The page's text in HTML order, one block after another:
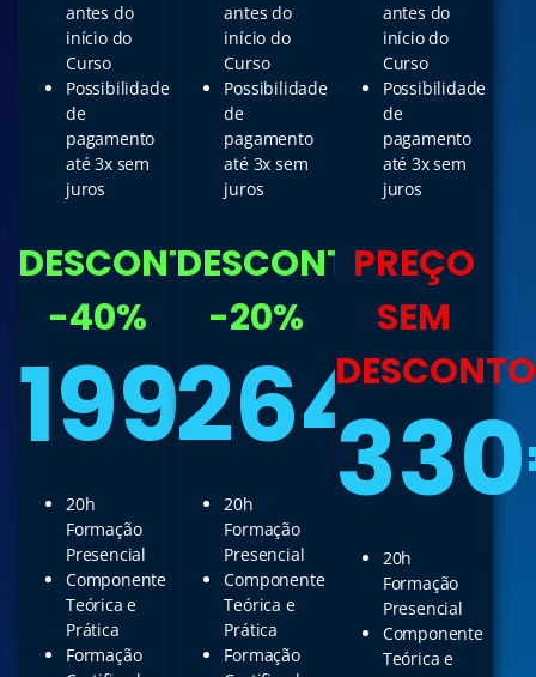
antes do
início do
Curso
Possibilidade
de
pagamento
até 3x sem
juros
DESCONTO
-40%
199€
20h
Formação
Presencial
Componente
Teórica e
Prática
Formação
antes do
início do
Curso
Possibilidade
de
pagamento
até 3x sem
juros
DESCONTO
-20%
264€
20h
Formação
Presencial
Componente
Teórica e
Prática
Formação
antes do
início do
Curso
Possibilidade
de
pagamento
até 3x sem
juros
PREÇO
SEM
DESCONTO
20h
Formação
Presencial
Componente
Teórica e